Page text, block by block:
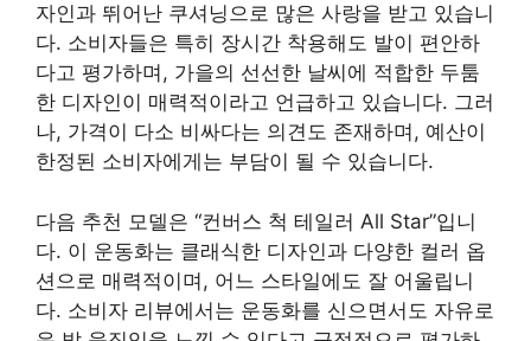
자인과 뛰어난 쿠셔닝으로 많은 사랑을 받고 있습니
다. 소비자들은 특히 장시간 착용해도 발이 편안하
다고 평가하며, 가을의 선선한 날씨에 적합한 두툼
한 디자인이 매력적이라고 언급하고 있습니다. 그러
나, 가격이 다소 비싸다는 의견도 존재하며, 예산이
한정된 소비자에게는 부담이 될 수 있습니다.
다음 추천 모델은 “컨버스 척 테일러 All Star”입니
다. 이 운동화는 클래식한 디자인과 다양한 컬러 옵
션으로 매력적이며, 어느 스타일에도 잘 어울립니
다. 소비자 리뷰에서는 운동화를 신으면서도 자유로